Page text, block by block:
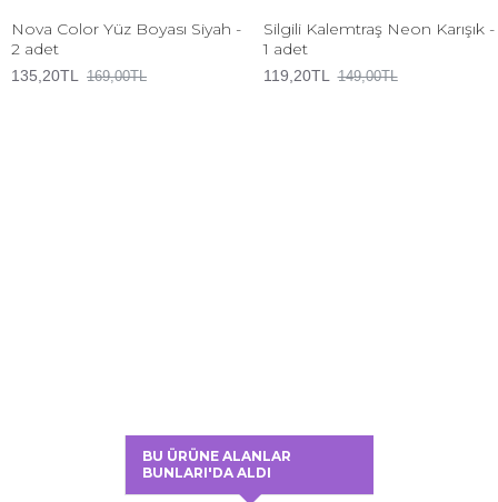
Nova Color Yüz Boyası Siyah -
2 adet
135,20TL 169,00TL
Silgili Kalemtraş Neon Karışık -
1 adet
119,20TL 149,00TL
BU ÜRÜNE ALANLAR
BUNLARI'DA ALDI